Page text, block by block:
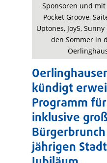
Sponsoren und
Pocket Groove,
Uptones, Joy5,
den Sommer in
kündigt
Programm
inklusive
jährigen